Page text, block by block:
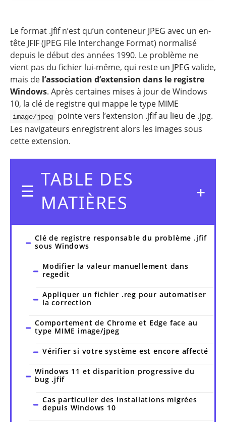
Le format .jfif n’est qu’un conteneur JPEG avec un en-
tête JFIF (JPEG File Interchange Format) normalisé
depuis le début des années 1990. Le problème ne
vient pas du fichier lui-même, qui reste un JPEG valide,
mais de l’association d’extension dans le registre
Windows. Après certaines mises à jour de Windows
10, la clé de registre qui mappe le type MIME
image/jpeg
pointe vers l’extension .jfif au lieu de .jpg.
Les navigateurs enregistrent alors les images sous
cette extension.
TABLE DES
MATIÈRES
Clé de registre responsable du problème .jfif
sous Windows
Modifier la valeur manuellement dans
regedit
Appliquer un fichier .reg pour automatiser
la correction
Comportement de Chrome et Edge face au
type MIME image/jpeg
Vérifier si votre système est encore affecté
Windows 11 et disparition progressive du
bug .jfif
Cas particulier des installations migrées
depuis Windows 10